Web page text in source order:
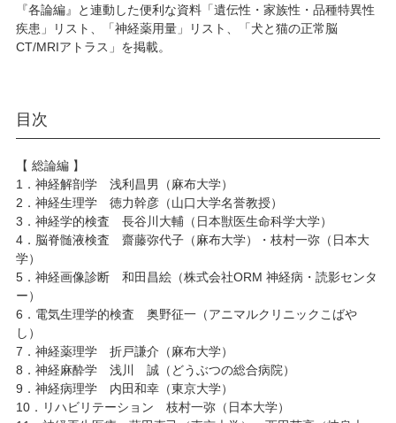
『各論編』と連動した便利な資料「遺伝性・家族性・品種特異性
疾患」リスト、「神経薬用量」リスト、「犬と猫の正常脳
CT/MRIアトラス」を掲載。
目次
【 総論編 】
1．神経解剖学 浅利昌男（麻布大学）
2．神経生理学 徳力幹彦（山口大学名誉教授）
3．神経学的検査 長谷川大輔（日本獣医生命科学大学）
4．脳脊髄液検査 齋藤弥代子（麻布大学）・枝村一弥（日本大
学）
5．神経画像診断 和田昌絵（株式会社ORM 神経病・読影センタ
ー）
6．電気生理学的検査 奥野征一（アニマルクリニックこばや
し）
7．神経薬理学 折戸謙介（麻布大学）
8．神経麻酔学 浅川 誠（どうぶつの総合病院）
9．神経病理学 内田和幸（東京大学）
10．リハビリテーション 枝村一弥（日本大学）